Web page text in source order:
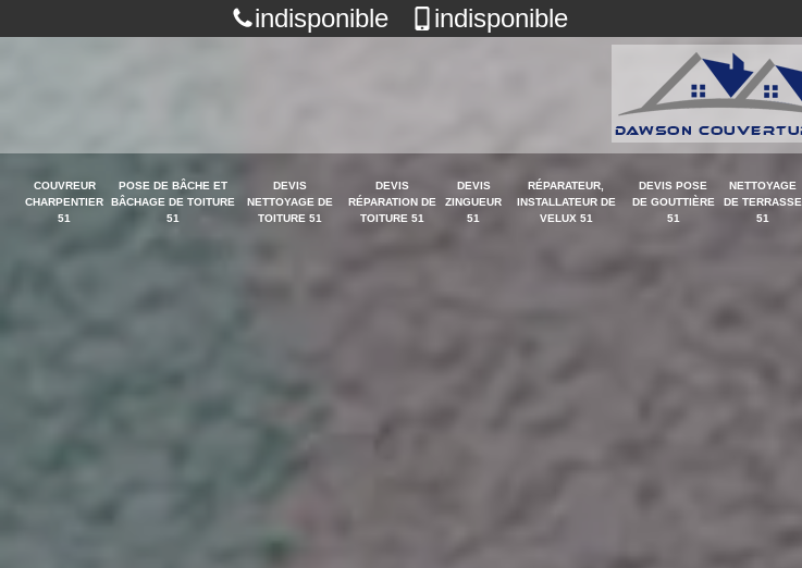
indisponible indisponible
COUVREUR
CHARPENTIER
51
POSE DE BÂCHE ET
BÂCHAGE DE TOITURE
51
DEVIS
NETTOYAGE DE
TOITURE 51
DEVIS
RÉPARATION DE
TOITURE 51
DEVIS
ZINGUEUR
51
RÉPARATEUR,
INSTALLATEUR DE
VELUX 51
DEVIS POSE
DE GOUTTIÈRE
51
NETTOYAGE
DE TERRASSE
51